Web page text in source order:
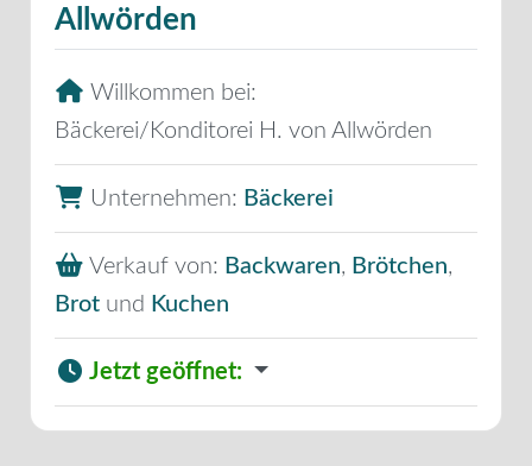
Allwörden
Willkommen bei:
Bäckerei/Konditorei H. von Allwörden
Unternehmen: Bäckerei
Verkauf von: Backwaren, Brötchen,
Brot und Kuchen
Jetzt geöffnet: